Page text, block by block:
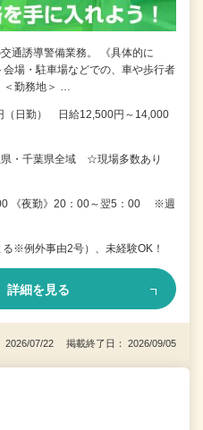
通誘導警備業務。 《具体的に
場・駐車場などでの、車や歩行者
＜勤務地＞ …
（日勤） 日給12,500円～14,000
県・千葉県全域 ☆現場多数あり
00 《夜勤》20：00～翌5：00 ※週
※例外事由2号）、未経験OK！
詳細を見る
2026/07/22 掲載終了日： 2026/09/05